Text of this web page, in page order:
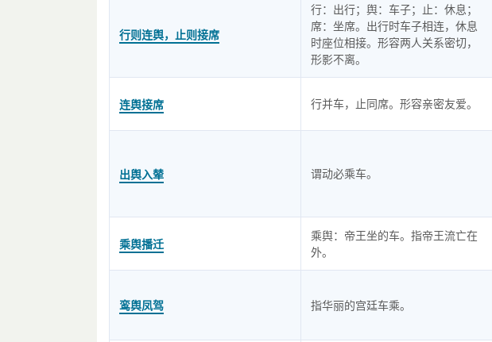
行则连舆，止则接席
行：出行；舆：车子；止：休息；
席：坐席。出行时车子相连，休息
时座位相接。形容两人关系密切，
形影不离。
连舆接席 行并车，止同席。形容亲密友爱。
出舆入辇 谓动必乘车。
乘舆播迁
乘舆：帝王坐的车。指帝王流亡在
外。
鸾舆凤驾 指华丽的宫廷车乘。